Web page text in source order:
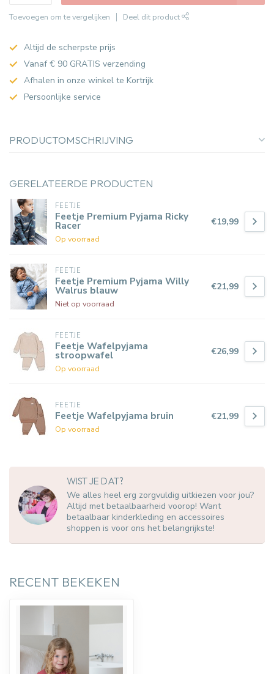
Toevoegen om te vergelijken Deel dit product
Altijd de scherpste prijs
Vanaf € 90 GRATIS verzending
Afhalen in onze winkel te Kortrijk
Persoonlijke service
PRODUCTOMSCHRIJVING
GERELATEERDE PRODUCTEN
FEETJE
Feetje Premium Pyjama Ricky
Racer
Op voorraad
€19,99
FEETJE
Feetje Premium Pyjama Willy
Walrus blauw
Niet op voorraad
€21,99
FEETJE
Feetje Wafelpyjama
stroopwafel
Op voorraad
€26,99
FEETJE
Feetje Wafelpyjama bruin
Op voorraad
€21,99
WIST JE DAT?
We alles heel erg zorgvuldig uitkiezen voor jou?
Altijd met betaalbaarheid voorop! Want
betaalbaar kinderkleding en accessoires
shoppen is voor ons het belangrijkste!
RECENT BEKEKEN